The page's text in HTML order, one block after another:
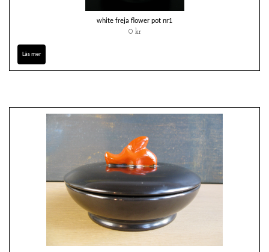
white freja flower pot nr1
0 kr
Läs mer